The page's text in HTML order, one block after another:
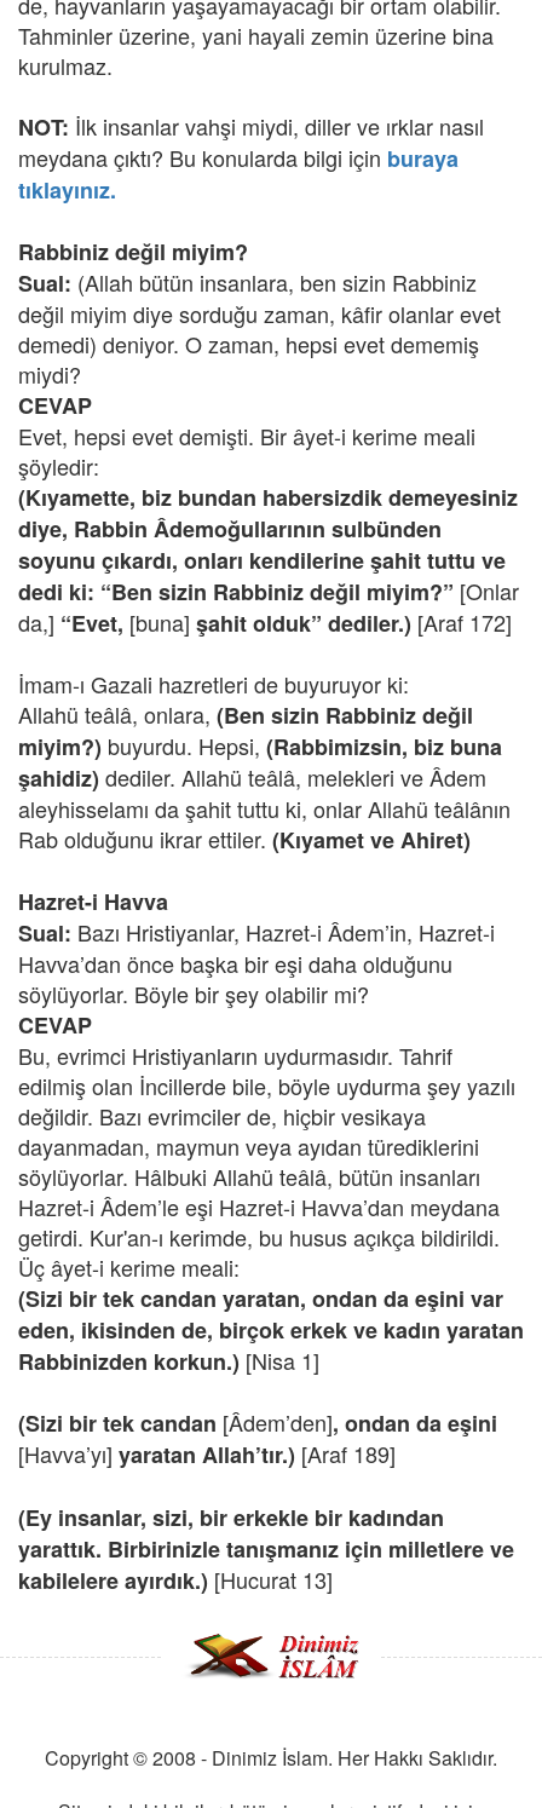
Tahminler üzerine, yani hayali zemin üzerine bina
kurulmaz.
NOT: İlk insanlar vahşi miydi, diller ve ırklar nasıl
meydana çıktı? Bu konularda bilgi için buraya
tıklayınız.
Rabbiniz değil miyim?
Sual: (Allah bütün insanlara, ben sizin Rabbiniz
değil miyim diye sorduğu zaman, kâfir olanlar evet
demedi) deniyor. O zaman, hepsi evet dememiş
miydi?
CEVAP
Evet, hepsi evet demişti. Bir âyet-i kerime meali
şöyledir:
(Kıyamette, biz bundan habersizdik demeyesiniz
diye, Rabbin Âdemoğullarının sulbünden
soyunu çıkardı, onları kendilerine şahit tuttu ve
dedi ki: “Ben sizin Rabbiniz değil miyim?” [Onlar
da,] “Evet, [buna] şahit olduk” dediler.) [Araf 172]
İmam-ı Gazali hazretleri de buyuruyor ki:
Allahü teâlâ, onlara, (Ben sizin Rabbiniz değil
miyim?) buyurdu. Hepsi, (Rabbimizsin, biz buna
şahidiz) dediler. Allahü teâlâ, melekleri ve Âdem
aleyhisselamı da şahit tuttu ki, onlar Allahü teâlânın
Rab olduğunu ikrar ettiler. (Kıyamet ve Ahiret)
Hazret-i Havva
Sual: Bazı Hristiyanlar, Hazret-i Âdem’in, Hazret-i
Havva’dan önce başka bir eşi daha olduğunu
söylüyorlar. Böyle bir şey olabilir mi?
CEVAP
Bu, evrimci Hristiyanların uydurmasıdır. Tahrif
edilmiş olan İncillerde bile, böyle uydurma şey yazılı
değildir. Bazı evrimciler de, hiçbir vesikaya
dayanmadan, maymun veya ayıdan türediklerini
söylüyorlar. Hâlbuki Allahü teâlâ, bütün insanları
Hazret-i Âdem’le eşi Hazret-i Havva’dan meydana
getirdi. Kur'an-ı kerimde, bu husus açıkça bildirildi.
Üç âyet-i kerime meali:
(Sizi bir tek candan yaratan, ondan da eşini var
eden, ikisinden de, birçok erkek ve kadın yaratan
Rabbinizden korkun.) [Nisa 1]
(Sizi bir tek candan [Âdem’den], ondan da eşini
[Havva’yı] yaratan Allah’tır.) [Araf 189]
(Ey insanlar, sizi, bir erkekle bir kadından
yarattık. Birbirinizle tanışmanız için milletlere ve
kabilelere ayırdık.) [Hucurat 13]
Copyright © 2008 - Dinimiz İslam. Her Hakkı Saklıdır.